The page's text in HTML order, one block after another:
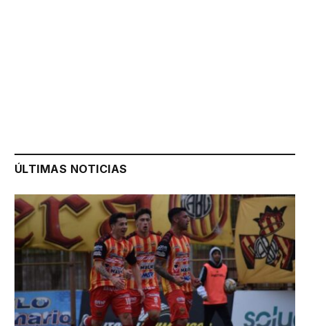
ÚLTIMAS NOTICIAS